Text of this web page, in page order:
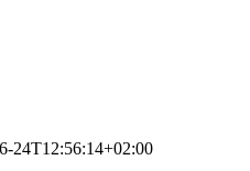
24T12:56:14+02:00